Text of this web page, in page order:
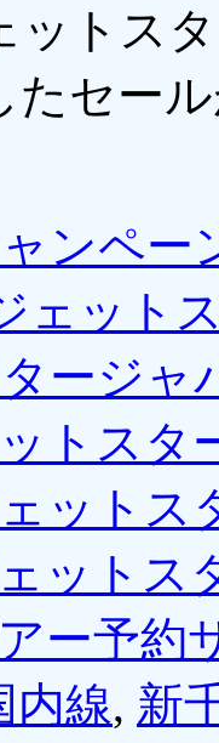
ットス
たセー
ンペー
ェット
ージャ
トスタ
ットス
ットス
ー予約
内線, 新